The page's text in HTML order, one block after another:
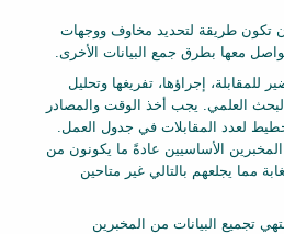
تكون طريقة لتحديد مخاوف ووجهات
معها بطرق جمع البيانات الأخرى.
إجراؤها، تفريغها وتحليل
العلمي. يجب أخذ الوقت والمصادر
لعدد المقابلات في جدول العمل.
الأساسيين عادةً ما يكونون من
مما يجلعهم بالتالي غير متاحين
تجميع البيانات من المخبرين